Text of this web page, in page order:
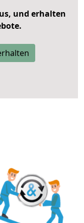
und erhalten